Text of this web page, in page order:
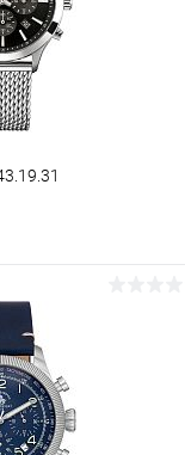
В наличии
Сравнение
В наличии